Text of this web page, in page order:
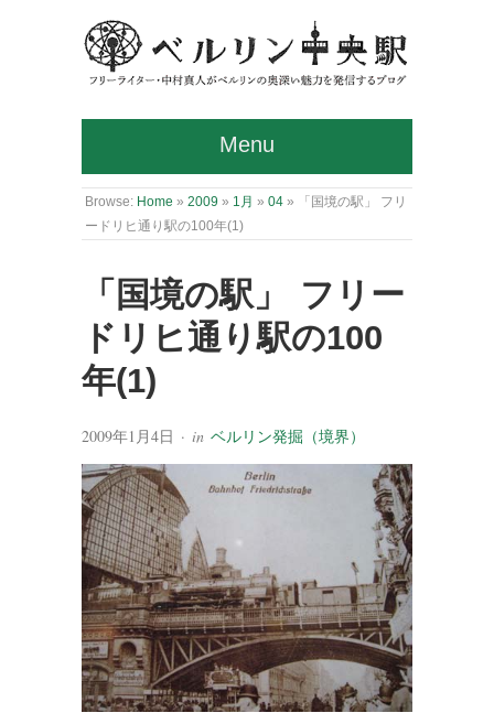
Menu
Browse: Home » 2009 » 1月 » 04 »
「国境の駅」 フリ
ードリヒ通り駅の100年(1)
「国境の駅」 フリー
ドリヒ通り駅の100
年(1)
2009年1月4日 · in ベルリン発掘（境界）